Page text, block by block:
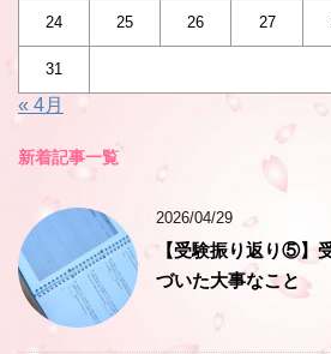
24 25 26 27
31
« 4月
新着記事一覧
2026/04/29
【受験振り返り⑤】
づいた大事なこと